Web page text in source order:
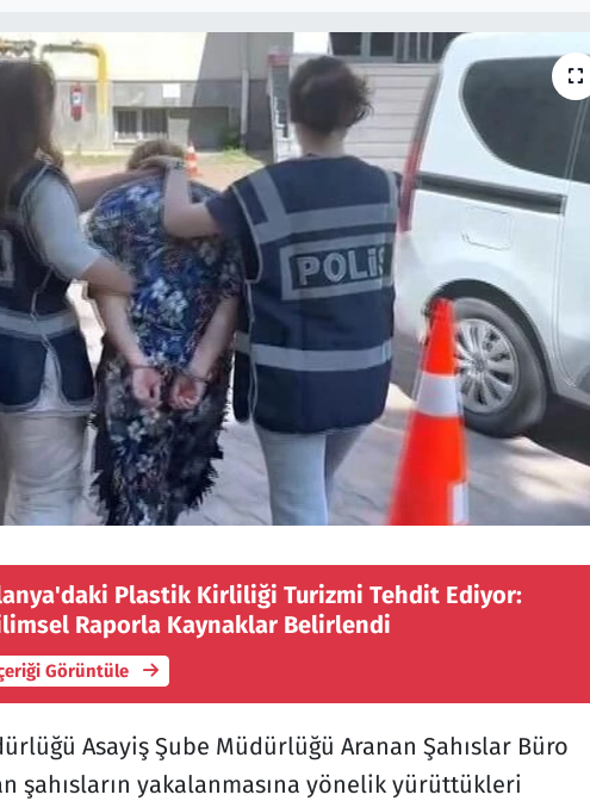
Plastik Kirliliği Turizmi Tehdit Ediyor:
Raporla Kaynaklar Belirlendi
Görüntüle
Asayiş Şube Müdürlüğü Aranan Şahıslar Büro
şahısların yakalanmasına yönelik yürüttükleri